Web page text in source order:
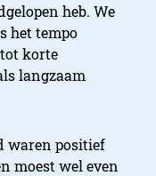
heb. We
het tempo
korte
langzaam
waren positief
moest wel even